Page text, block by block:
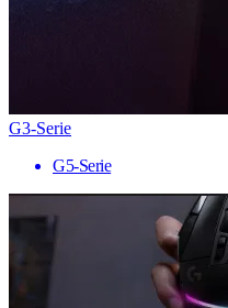
G3-Serie
G5-Serie